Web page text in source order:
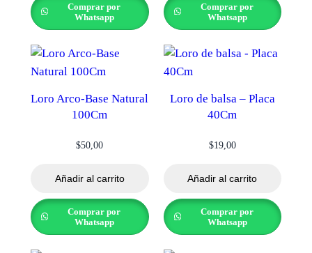
Comprar por
Whatsapp
Comprar por
Whatsapp
Loro Arco-Base Natural
100Cm
$50,00
Añadir al carrito
Comprar por
Whatsapp
Loro de balsa – Placa
40Cm
$19,00
Añadir al carrito
Comprar por
Whatsapp